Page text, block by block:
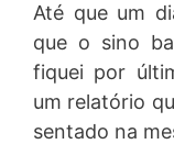
Até que um
que o sino
fiquei por
um relatório
sentado na